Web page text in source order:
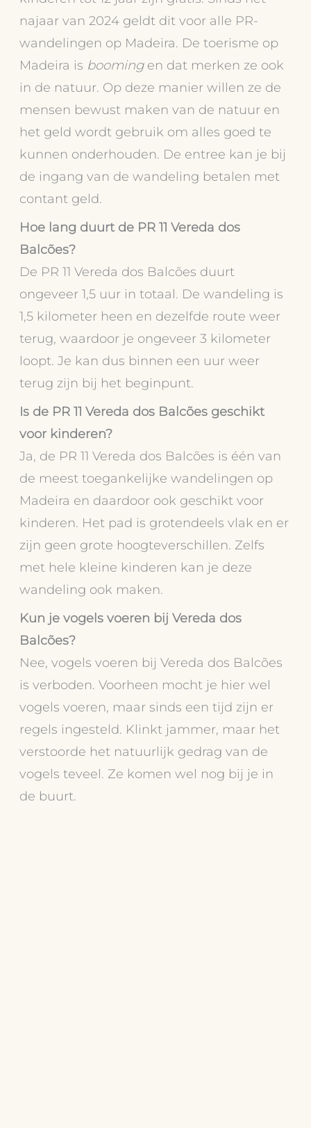
najaar van 2024 geldt dit voor alle PR-
wandelingen op Madeira. De toerisme op
Madeira is booming en dat merken ze ook
in de natuur. Op deze manier willen ze de
mensen bewust maken van de natuur en
het geld wordt gebruik om alles goed te
kunnen onderhouden. De entree kan je bij
de ingang van de wandeling betalen met
contant geld.
Hoe lang duurt de PR 11 Vereda dos
Balcões?
De PR 11 Vereda dos Balcões duurt
ongeveer 1,5 uur in totaal. De wandeling is
1,5 kilometer heen en dezelfde route weer
terug, waardoor je ongeveer 3 kilometer
loopt. Je kan dus binnen een uur weer
terug zijn bij het beginpunt.
Is de PR 11 Vereda dos Balcões geschikt
voor kinderen?
Ja, de PR 11 Vereda dos Balcões is één van
de meest toegankelijke wandelingen op
Madeira en daardoor ook geschikt voor
kinderen. Het pad is grotendeels vlak en er
zijn geen grote hoogteverschillen. Zelfs
met hele kleine kinderen kan je deze
wandeling ook maken.
Kun je vogels voeren bij Vereda dos
Balcões?
Nee, vogels voeren bij Vereda dos Balcões
is verboden. Voorheen mocht je hier wel
vogels voeren, maar sinds een tijd zijn er
regels ingesteld. Klinkt jammer, maar het
verstoorde het natuurlijk gedrag van de
vogels teveel. Ze komen wel nog bij je in
de buurt.